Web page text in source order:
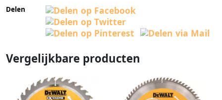
Delen
Vergelijkbare producten